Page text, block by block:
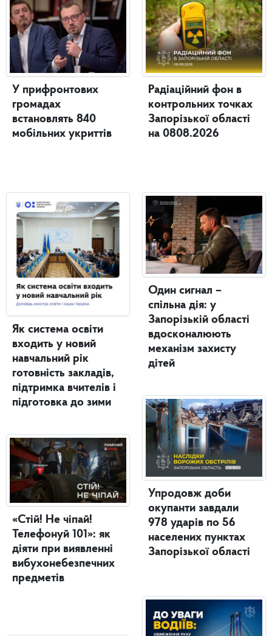
У прифронтових
громадах
встановлять 840
мобільних укриттів
Як система освіти
входить у новий
навчальний рік
готовність закладів,
підтримка вчителів і
підготовка до зими
«Стій! Не чіпай!
Телефонуй 101»: як
діяти при виявленні
вибухонебезпечних
предметів
Радіаційний фон в
контрольних точках
Запорізької області
на 0808.2026
Один сигнал –
спільна дія: у
Запорізькій області
вдосконалюють
механізм захисту
дітей
Упродовж доби
окупанти завдали
978 ударів по 56
населених пунктах
Запорізької області